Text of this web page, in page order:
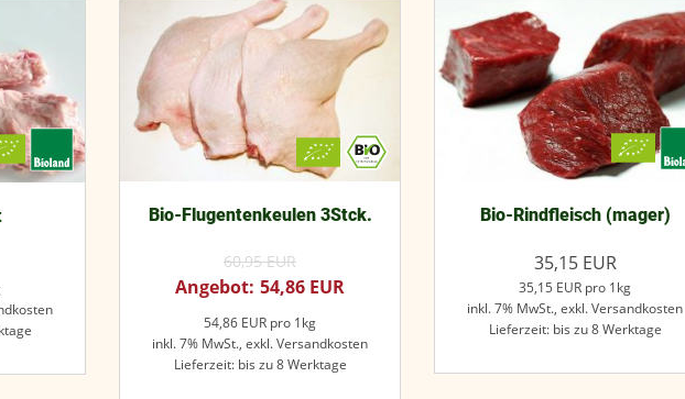
Bio-Flugentenkeulen 3Stck.
60,95EUR
54,86 EUR
54,86 EUR pro 1kg
inkl. 7% MwSt., exkl. Versandkosten
Lieferzeit: bis zu 8 Werktage
Bio-Rindfleisch (mager)
35,15 EUR
35,15 EUR pro 1kg
inkl. 7% MwSt., exkl. Versandkosten
Lieferzeit: bis zu 8 Werktage